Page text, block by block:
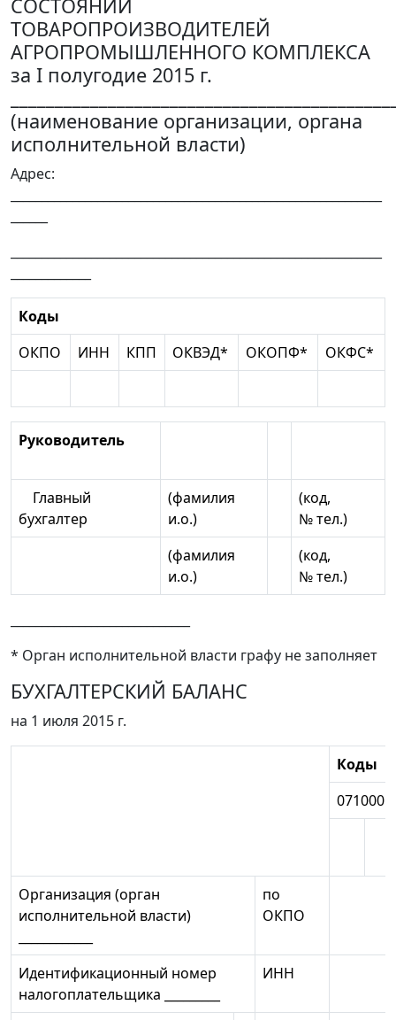
СОСТОЯНИИ
ТОВАРОПРОИЗВОДИТЕЛЕЙ
АГРОПРОМЫШЛЕННОГО КОМПЛЕКСА
за I полугодие 2015 г.
(наименование организации, органа
исполнительной власти)
Адрес:
Коды
ОКПО
ИНН КПП ОКВЭД* ОКОПФ* ОКФС*
Руководитель
Главный
бухгалтер
(фамилия
и.о.)
(код,
№ тел.)
(фамилия
и.о.)
(код,
№ тел.)
* Орган исполнительной власти графу не заполняет
БУХГАЛТЕРСКИЙ БАЛАНС
на 1 июля 2015 г.
Коды
0710001
Организация (орган
исполнительной власти)
по
ОКПО
Идентификационный номер
налогоплательщика _________
ИНН